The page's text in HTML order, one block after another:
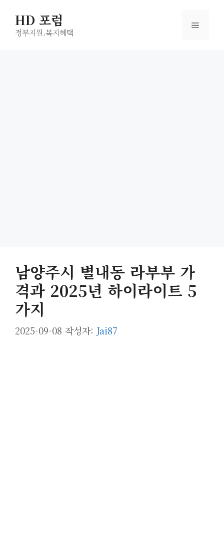
HD 포럼
정부지원,복지헤택
메
남양주시 별내동 라부부 가
격과 2025년 하이라이트 5
가지
2025-09-08 작성자: Jai87